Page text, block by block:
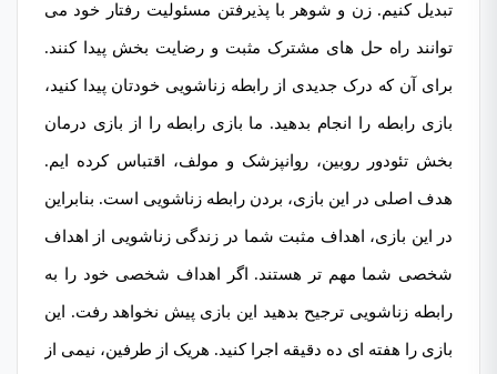
تبدیل کنیم. زن و شوهر با پذیرفتن مسئولیت رفتار خود می
توانند راه حل های مشترک مثبت و رضایت بخش پیدا کنند.
برای آن که درک جدیدی از رابطه زناشویی خودتان پیدا کنید،
بازی رابطه را انجام بدهید. ما بازی رابطه را از بازی درمان
بخش تئودور روبین، روانپزشک و مولف، اقتباس کرده ایم.
هدف اصلی در این بازی، بردن رابطه زناشویی است. بنابراین
در این بازی، اهداف مثبت شما در زندگی زناشویی از اهداف
شخصی شما مهم تر هستند. اگر اهداف شخصی خود را به
رابطه زناشویی ترجیح بدهید این بازی پیش نخواهد رفت. این
بازی را هفته ای ده دقیقه اجرا کنید. هریک از طرفین، نیمی از